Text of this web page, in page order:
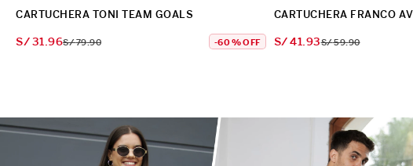
CARTUCHERA TONI TEAM GOALS
S/31 96S/79.90 -60 %OFF
CARTUCHERA FRANCO
S/41 93S/59.90